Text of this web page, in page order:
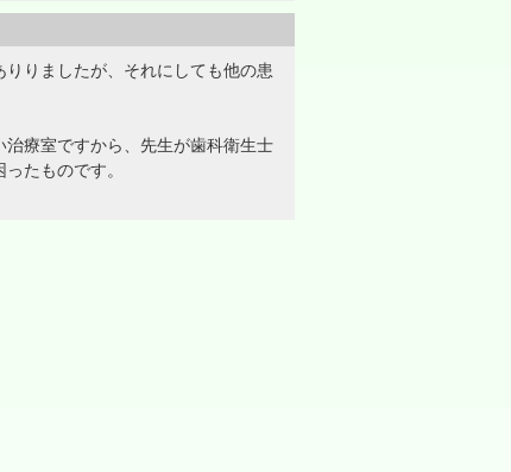
りましたが、それにしても他の患
療室ですから、先生が歯科衛生士
たものです。